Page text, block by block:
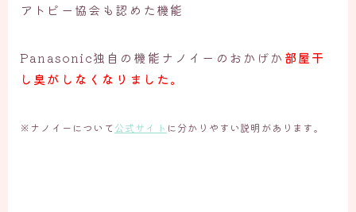
アトピー協会も認めた機能
Panasonic独自の機能ナノイーのおかげか 部屋干
し臭がしなくなりました。
※ナノイーについて公式サイト に分かりやすい説明があります。